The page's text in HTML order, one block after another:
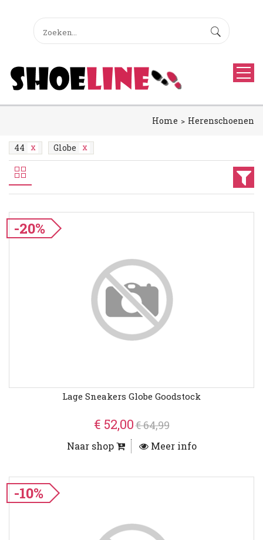
Home Herenschoenen
44 Globe
-20%
Lage Sneakers Globe Goodstock
€ 52,00€ 64,99
Naar shop Meer info
-10%